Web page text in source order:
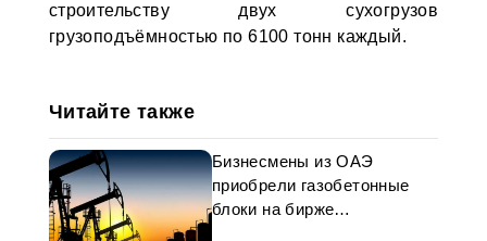
строительству двух сухогрузов
грузоподъёмностью по 6100 тонн каждый.
Читайте также
Бизнесмены из ОАЭ
приобрели газобетонные
блоки на бирже